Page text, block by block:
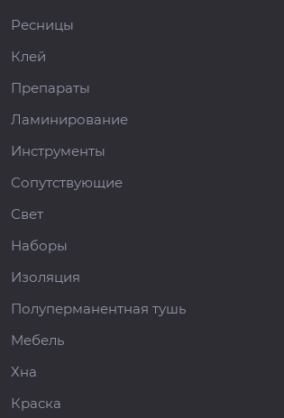
Ресницы
Клей
Препараты
Ламинирование
Инструменты
Сопутствующие
Свет
Наборы
Изоляция
Полуперманентная тушь
Мебель
Хна
Краска